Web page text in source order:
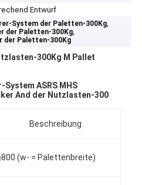
Entwurf
System der Paletten-300Kg,
der Paletten-300Kg,
der Paletten-300Kg
300Kg M Pallet
ASRS MHS
And der Nutzlasten-300
Beschreibung
(w- = Palettenbreite)